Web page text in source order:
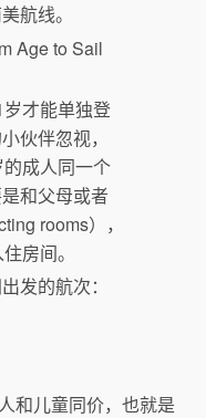
航线。
Age to Sail
才能单独登
伙伴忽视，
成人同一个
和父母或者
rooms），
房间。
发的航次：
和儿童同价，也就是